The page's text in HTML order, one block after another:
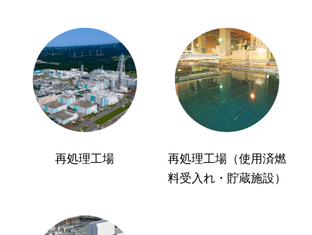
再処理工場
再処理工場（使用済燃
料受入れ・貯蔵施設）